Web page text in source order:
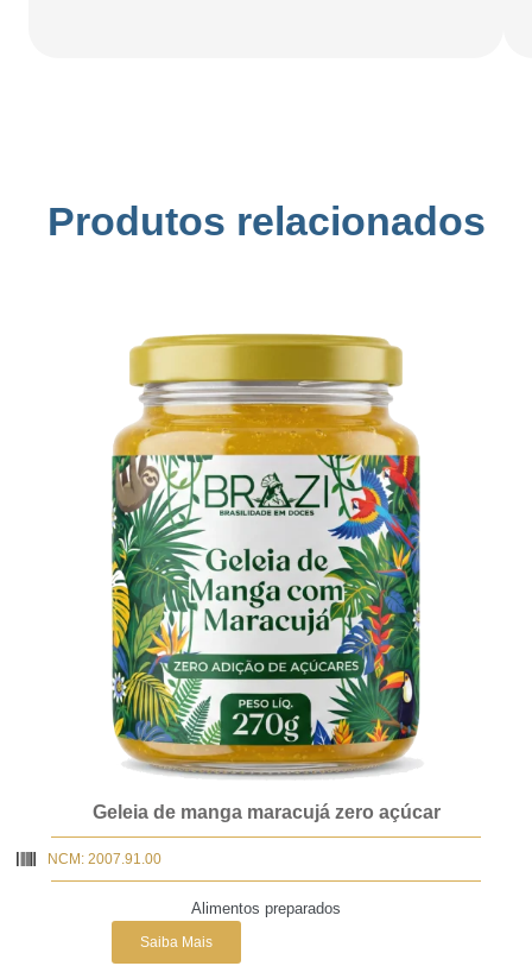
Produtos relacionados
Geleia de manga maracujá zero açúcar
NCM: 2007.91.00
Alimentos preparados
Saiba Mais